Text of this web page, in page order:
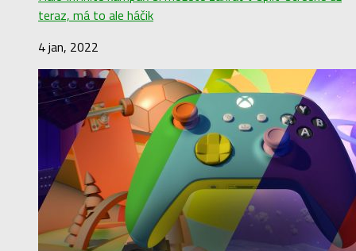
teraz, má to ale háčik
4 jan, 2022